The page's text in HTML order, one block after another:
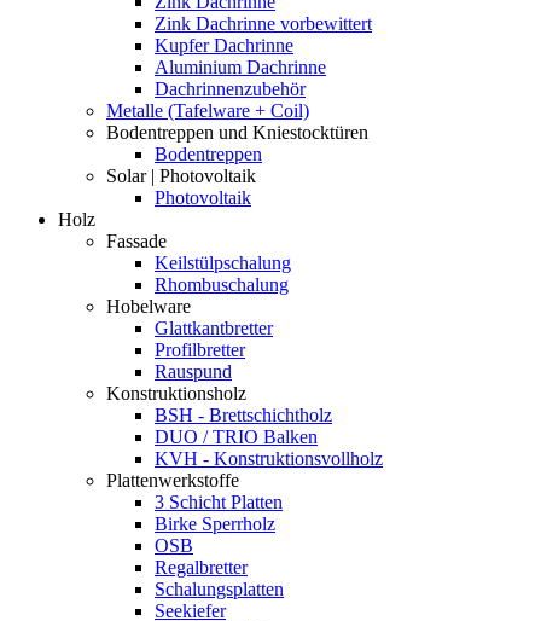
Zink Dachrinne vorbewittert
Kupfer Dachrinne
Aluminium Dachrinne
Dachrinnenzubehör
Metalle (Tafelware + Coil)
Bodentreppen und Kniestocktüren
Bodentreppen
Solar | Photovoltaik
Photovoltaik
Holz
Fassade
Keilstülpschalung
Rhombuschalung
Hobelware
Glattkantbretter
Profilbretter
Rauspund
Konstruktionsholz
BSH - Brettschichtholz
DUO / TRIO Balken
KVH - Konstruktionsvollholz
Plattenwerkstoffe
3 Schicht Platten
Birke Sperrholz
OSB
Regalbretter
Schalungsplatten
Seekiefer